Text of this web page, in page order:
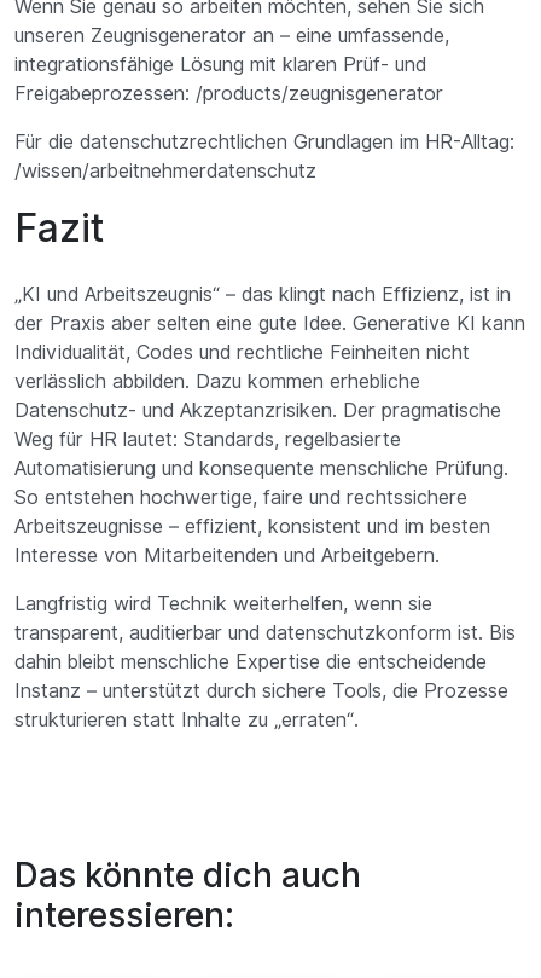
Wenn Sie genau so arbeiten möchten, sehen Sie sich
unseren Zeugnisgenerator an – eine umfassende,
integrationsfähige Lösung mit klaren Prüf- und
Freigabeprozessen: /products/zeugnisgenerator
Für die datenschutzrechtlichen Grundlagen im HR-Alltag:
/wissen/arbeitnehmerdatenschutz
Fazit
„KI und Arbeitszeugnis“ – das klingt nach Effizienz, ist in
der Praxis aber selten eine gute Idee. Generative KI kann
Individualität, Codes und rechtliche Feinheiten nicht
verlässlich abbilden. Dazu kommen erhebliche
Datenschutz- und Akzeptanzrisiken. Der pragmatische
Weg für HR lautet: Standards, regelbasierte
Automatisierung und konsequente menschliche Prüfung.
So entstehen hochwertige, faire und rechtssichere
Arbeitszeugnisse – effizient, konsistent und im besten
Interesse von Mitarbeitenden und Arbeitgebern.
Langfristig wird Technik weiterhelfen, wenn sie
transparent, auditierbar und datenschutzkonform ist. Bis
dahin bleibt menschliche Expertise die entscheidende
Instanz – unterstützt durch sichere Tools, die Prozesse
strukturieren statt Inhalte zu „erraten“.
Das könnte dich auch
interessieren: